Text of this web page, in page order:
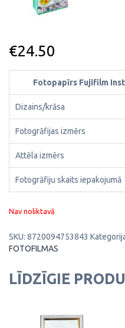
€24.50
Fotopapīrs Fujifilm
Dizains/krāsa
Fotogrāfijas izmērs
Attēla izmērs
Fotogrāfiju skaits iepakojumā
Nav noliktavā
SKU: 8720094753843
FOTOFILMAS
LĪDZĪGIE